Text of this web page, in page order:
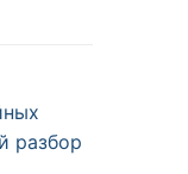
разбор